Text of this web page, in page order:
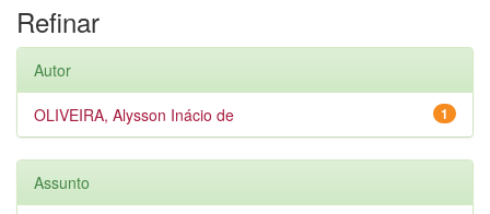
Refinar
Autor
1
OLIVEIRA, Alysson Inácio de
Assunto